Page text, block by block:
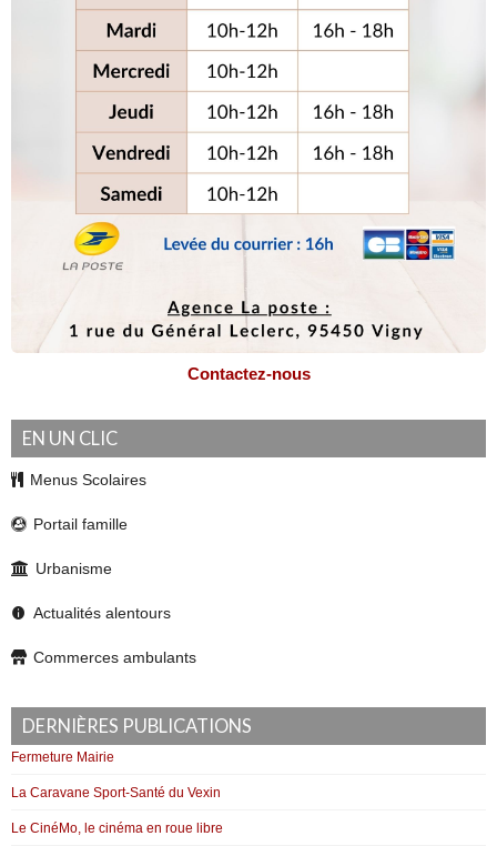
Contactez-nous
EN UN CLIC
Menus Scolaires
Portail famille
Urbanisme
Actualités alentours
Commerces ambulants
DERNIÈRES PUBLICATIONS
Fermeture Mairie
La Caravane Sport-Santé du Vexin
Le CinéMo, le cinéma en roue libre